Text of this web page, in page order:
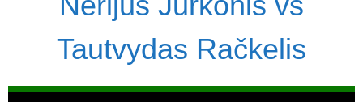
Tautvydas Račkelis